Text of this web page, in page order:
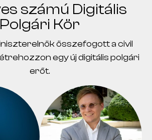
számú Digitális
Polgári Kör
összefogott a civil
egy új digitális polgári
erőt.